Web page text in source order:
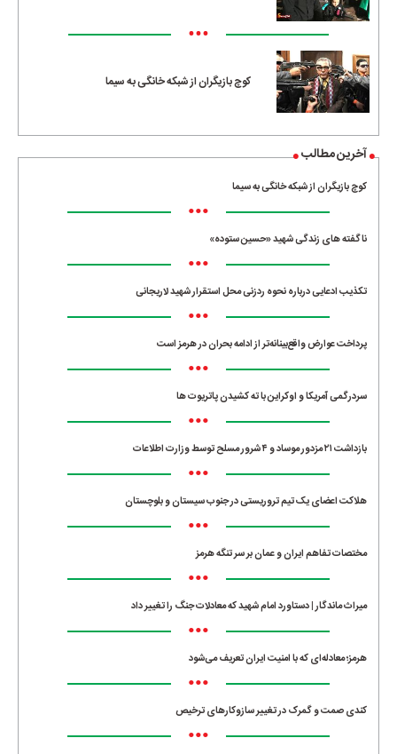
•••
کوچ بازیگران از شبکه خانگی به سیما
آخرین مطالب
کوچ بازیگران از شبکه خانگی به سیما
•••
ناگفته های زندگی شهید «حسین ستوده»
•••
تکذیب ادعایی درباره نحوه ردزنی محل استقرار شهید لاریجانی
•••
پرداخت عوارض واقع‌بینانه‌تر از ادامه بحران در هرمز است
•••
سردرگمی آمریکا و اوکراین با ته کشیدن پاتریوت ها
•••
بازداشت ۲۱ مزدور موساد و ۴ شرور مسلح توسط وزارت اطلاعات
•••
هلاکت اعضای یک تیم تروریستی در جنوب سیستان و بلوچستان
•••
مختصات تفاهم ایران و عمان بر سر تنگه هرمز
•••
میراث ماندگار | دستاورد امام شهید که معادلات جنگ را تغییر داد
•••
هرمز؛ معادله‌ای که با امنیت ایران تعریف می‌شود
•••
کندی صمت و گمرک در تغییر سازوکارهای ترخیص
•••